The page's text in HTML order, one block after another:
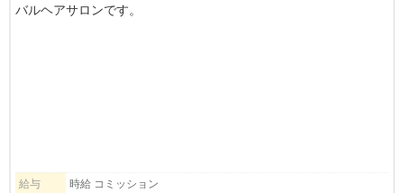
バルヘアサロンです。
給与
時給 コミッション